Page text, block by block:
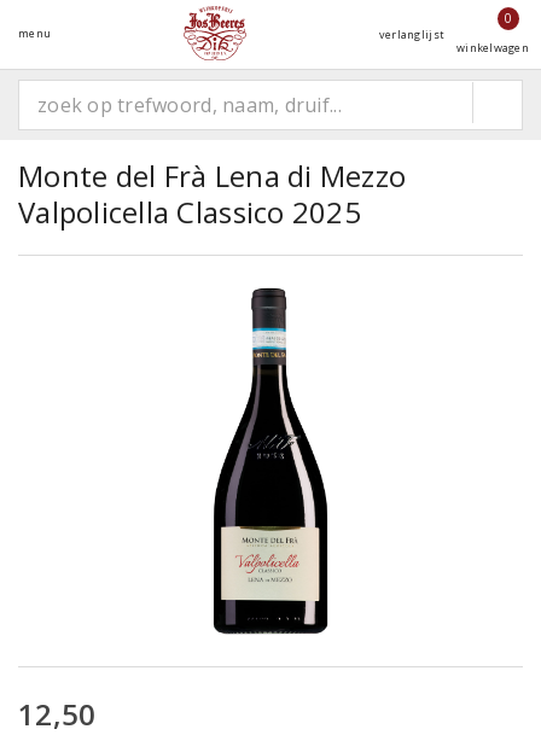
menu verlanglijst
0
winkelwagen
Monte del Frà Lena di Mezzo
Valpolicella Classico 2025
12,50